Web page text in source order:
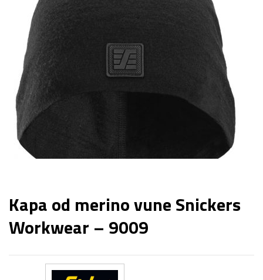
Kapa od merino vune Snickers
Workwear – 9009